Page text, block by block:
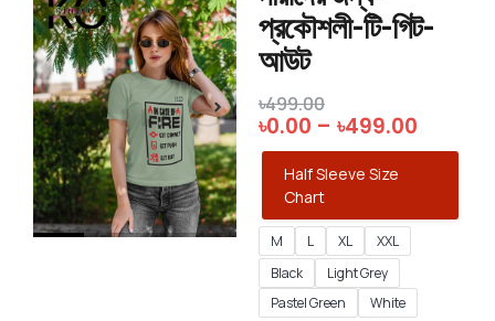
প্রকৌশলী-টি-গিট-
আউট
৳499.00
৳0.00 – ৳499.00
Half Sleeve Size
Chart
M L XL
XXL
Black
Light Grey
Pastel Green
White